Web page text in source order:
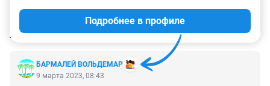
КОММЕНТАРИИ 3
БАРМАЛЕЙ ВОЛЬДЕМАР
Подробнее в профиле
9 марта 2023, 08:43